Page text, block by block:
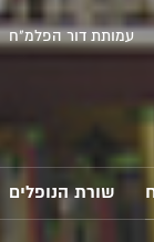
עמותת דור הפלמ"ח
שורת הנופלים